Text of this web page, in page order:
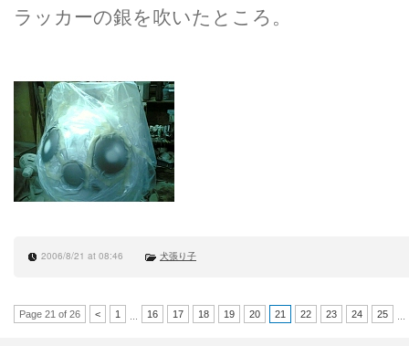
ラッカーの銀を吹いたところ。
2006/8/21 at 08:46 犬張り子
Page 21 of 26 < 1 16 17 18 19 20 21 22 23 24 25